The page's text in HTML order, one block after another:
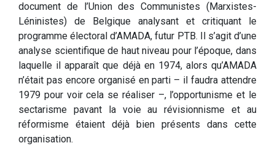
document de l’Union des Communistes (Marxistes-
Léninistes) de Belgique analysant et critiquant le
programme électoral d’AMADA, futur PTB. Il s’agit d’une
analyse scientifique de haut niveau pour l’époque, dans
laquelle il apparaît que déjà en 1974, alors qu’AMADA
n’était pas encore organisé en parti – il faudra attendre
1979 pour voir cela se réaliser –, l’opportunisme et le
sectarisme pavant la voie au révisionnisme et au
réformisme étaient déjà bien présents dans cette
organisation.